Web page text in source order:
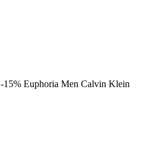
-15% Euphoria Men Calvin Klein